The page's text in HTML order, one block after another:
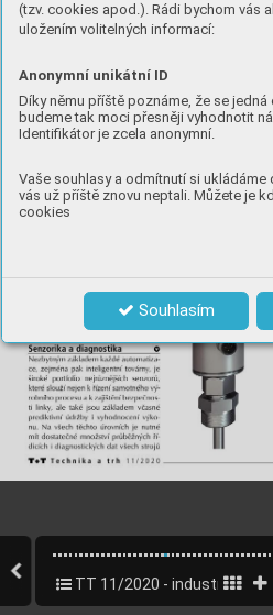
(tzv. cookies apod.). Rádi bychom vás
uložením volitelných informací:
Anonymní unikátní ID
Díky němu příště poznáme, že se jedná
budeme tak moci přesněji vyhodnotit
Identifikátor je zcela anonymní.
Vaše souhlasy a odmítnutí si
vás už příště znovu neptali. Můžete je
cookies
Souhlasím
TT 11/2020 - industry 4.0 20